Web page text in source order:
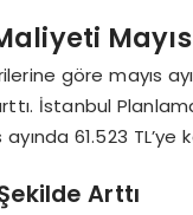
göre mayıs
İstanbul
61.523 TL’ye
Arttı